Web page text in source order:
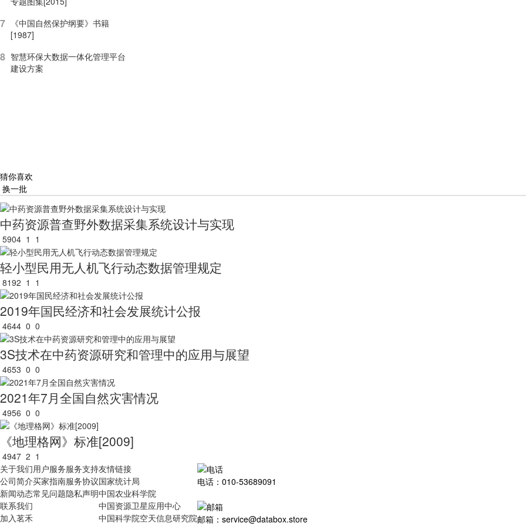
7
《中国自然保护纲要》书籍
[1987]
8 智慧环保大数据一体化管理平台
建设方案
猜你喜欢
换一批
中药资源普查野外数据采集系统设计与实现
5904 1 1
轻小型民用无人机飞行动态数据管理规定
8192 1 1
2019年国民经济和社会发展统计公报
4644 0 0
3S技术在中药资源研究和管理中的应用与展望
4653 0 0
2021年7月全国自然灾害情况
4956 0 0
《地理格网》标准[2009]
4947 2 1
关于我们
公司简介
新闻动态
联系我们
加入茗禾
用户服务
买家指南
常见问题
服务支持
服务协议
隐私声明
友情链接
国家统计局
中国农业科学院
中国资源卫星应用中心
中国科学院空天信息研究院
电话：010-53689091
邮箱：service@databox.store